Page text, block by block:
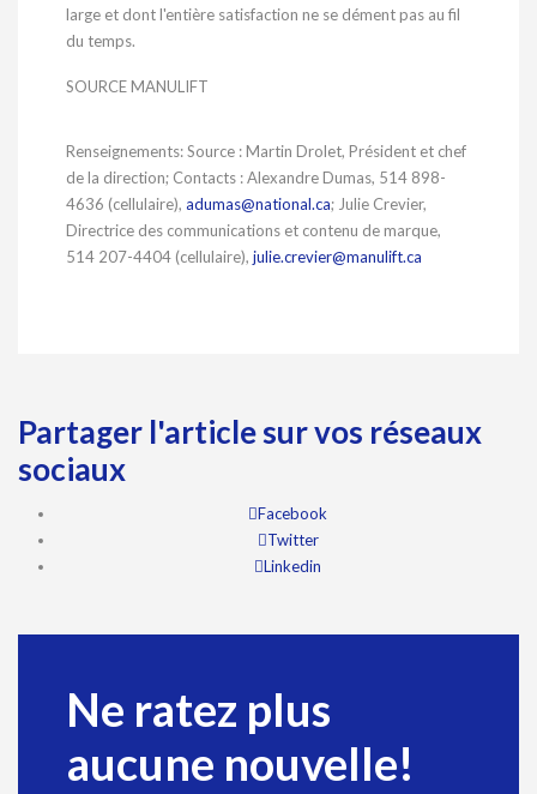
large et dont l'entière satisfaction ne se dément pas au fil
du temps.
SOURCE MANULIFT
Renseignements: Source : Martin Drolet, Président et chef
de la direction; Contacts : Alexandre Dumas, 514 898-
4636 (cellulaire), adumas@national.ca; Julie Crevier,
Directrice des communications et contenu de marque,
514 207-4404 (cellulaire), julie.crevier@manulift.ca
Partager l'article sur vos réseaux
sociaux
Facebook
Twitter
Linkedin
Ne ratez plus
aucune nouvelle!